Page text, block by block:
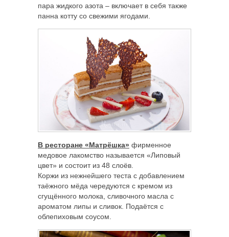
пара жидкого азота – включает в себя также
панна котту со свежими ягодами.
В ресторане «Матрёшка» фирменное
медовое лакомство называется «Липовый
цвет» и состоит из 48 слоёв.
Коржи из нежнейшего теста с добавлением
таёжного мёда чередуются с кремом из
сгущённого молока, сливочного масла с
ароматом липы и сливок. Подаётся с
облепиховым соусом.